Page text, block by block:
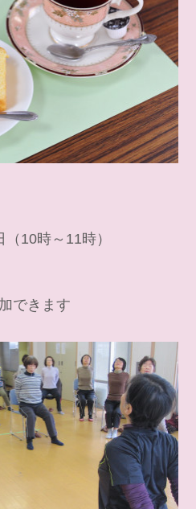
10時～11時）
できます